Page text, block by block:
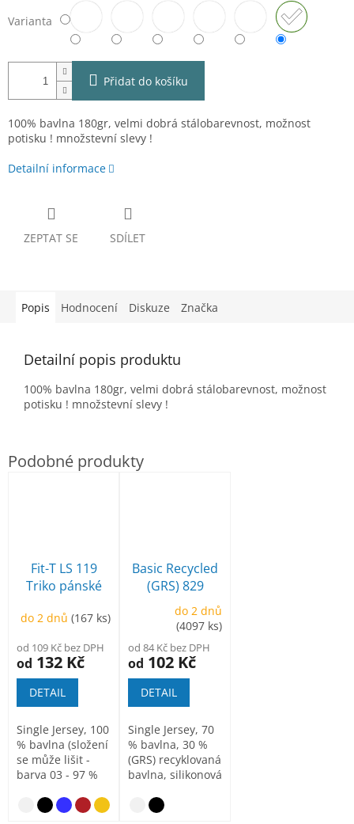
Varianta
Přidat do košíku
100% bavlna 180gr, velmi dobrá stálobarevnost, možnost
potisku ! množstevní slevy !
Detailní informace
ZEPTAT SE SDÍLET
Popis Hodnocení Diskuze Značka
Detailní popis produktu
100% bavlna 180gr, velmi dobrá stálobarevnost, možnost
potisku ! množstevní slevy !
Fit-T LS 119
Triko pánské
do 2 dnů(167 ks)
od 109 Kč bez DPH
od 132 Kč
DETAIL
Single Jersey, 100
% bavlna (složení
se může lišit -
barva 03 - 97 %
Basic Recycled
(GRS) 829
Tričko pánské
do 2 dnů
(4097 ks)
od 84 Kč bez DPH
od 102 Kč
DETAIL
Single Jersey, 70
% bavlna, 30 %
(GRS) recyklovaná
bavlna, silikonová